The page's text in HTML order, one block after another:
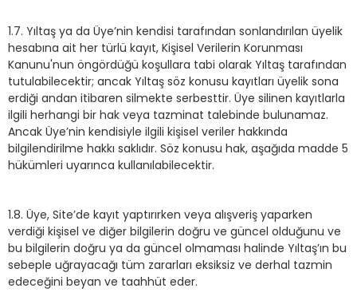
1.7. Yıltaş ya da Üye’nin kendisi tarafından sonlandırılan üyelik
hesabına ait her türlü kayıt, Kişisel Verilerin Korunması
Kanunu'nun öngördüğü koşullara tabi olarak Yıltaş tarafından
tutulabilecektir; ancak Yıltaş söz konusu kayıtları üyelik sona
erdiği andan itibaren silmekte serbesttir. Üye silinen kayıtlarla
ilgili herhangi bir hak veya tazminat talebinde bulunamaz.
Ancak Üye’nin kendisiyle ilgili kişisel veriler hakkında
bilgilendirilme hakkı saklıdır. Söz konusu hak, aşağıda madde 5
hükümleri uyarınca kullanılabilecektir.
1.8. Üye, Site’de kayıt yaptırırken veya alışveriş yaparken
verdiği kişisel ve diğer bilgilerin doğru ve güncel olduğunu ve
bu bilgilerin doğru ya da güncel olmaması halinde Yıltaş’ın bu
sebeple uğrayacağı tüm zararları eksiksiz ve derhal tazmin
edeceğini beyan ve taahhüt eder.